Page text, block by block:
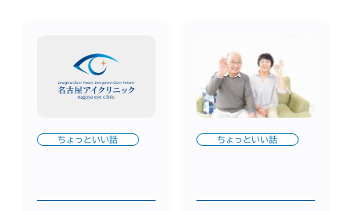
ちょっといい話 ちょっといい話